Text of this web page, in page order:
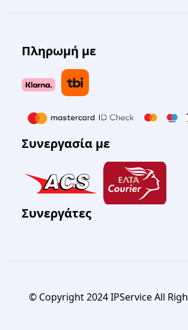
Πληρωμή με
Συνεργασία με
Συνεργάτες
© Copyright 2024 IPService All